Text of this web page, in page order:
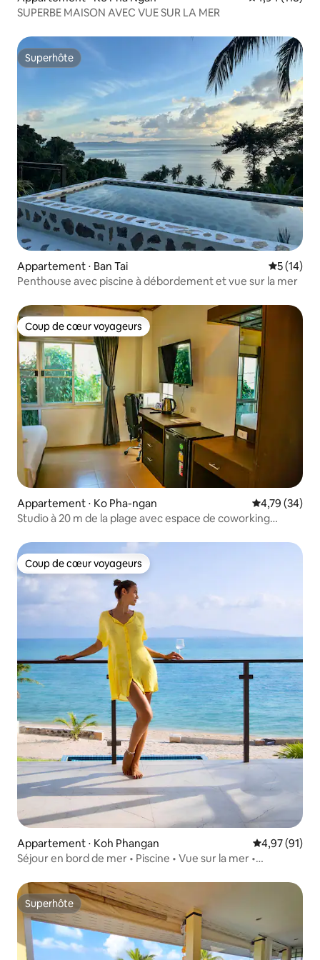
SUPERBE MAISON AVEC VUE SUR LA MER
Superhôte
Superhôte
Appartement ⋅ Ban Tai
5 (14)
Penthouse avec piscine à débordement et vue sur la mer
Coup de cœur voyageurs
Coup de cœur voyageurs
Appartement ⋅ Ko Pha-ngan Évaluation
4,79 (34)
Studio à 20 m de la plage avec espace de coworking
Coup de cœur voyageurs
Coup de cœur voyageurs
Appartement ⋅ Koh Phangan Évaluation
4,97 (91)
Séjour en bord de mer • Piscine • Vue sur la mer •
Superhôte
Superhôte